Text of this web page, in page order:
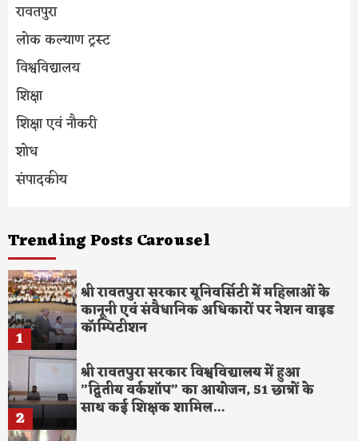
रावतपुरा
लोक कल्याण ट्रस्ट
विश्वविद्यालय
शिक्षा
शिक्षा एवं नौकरी
शोध
संपादकीय
Trending Posts Carousel
1
श्री रावतपुरा सरकार यूनिवर्सिटी में महिलाओं के
कानूनी एवं संवैधानिक अधिकारों पर नेशन वाइड
कॉम्पिटीशन
2
श्री रावतपुरा सरकार विश्वविद्यालय में हुआ
”द्वितीय वर्कशॉप” का आयोजन, 51 छात्रों के
साथ कई शिक्षक शामिल…